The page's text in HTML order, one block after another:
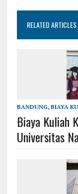
RELATED ARTICLES
BANDUNG, BIAYA
Biaya Kuliah
Universitas